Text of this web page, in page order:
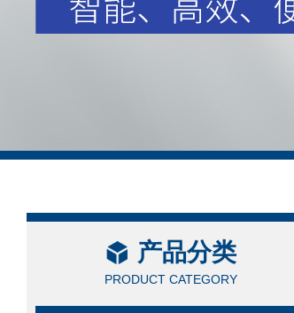
产品分类
PRODUCT CATEGORY